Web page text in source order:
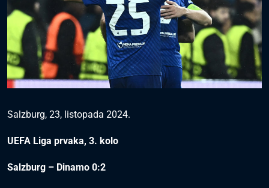
Salzburg, 23, listopada 2024.
UEFA Liga prvaka, 3. kolo
Salzburg – Dinamo 0:2